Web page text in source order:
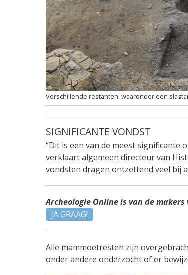
Verschillende restanten, waaronder een
SIGNIFICANTE VONDST
“Dit is een van de meest
verklaart algemeen directeur van
vondsten dragen ontzettend veel bij
Archeologie Online is van de
JA GRAAG!
Alle mammoetresten zijn
onder andere onderzocht of er